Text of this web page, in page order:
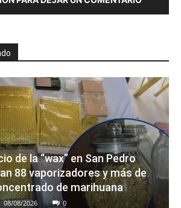
de la “wax” en San Pedro
88 vaporizadores y más de
de marihuana
08/08/2026 0